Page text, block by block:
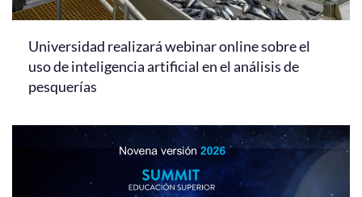
Universidad realizará webinar online sobre el
uso de inteligencia artificial en el análisis de
pesquerías